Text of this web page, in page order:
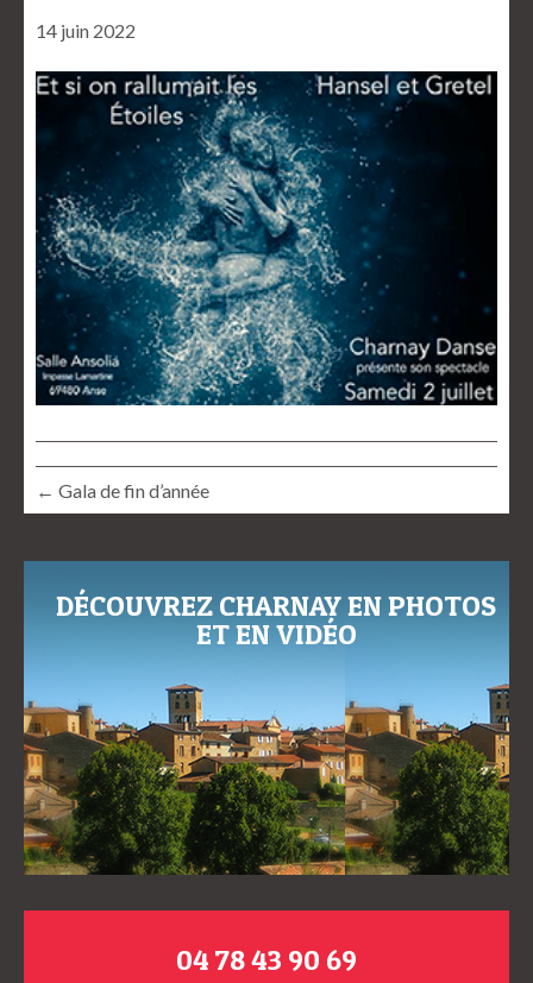
14 juin 2022
← Gala de fin d’année
DÉCOUVREZ CHARNAY EN PHOTOS
ET EN VIDÉO
04 78 43 90 69